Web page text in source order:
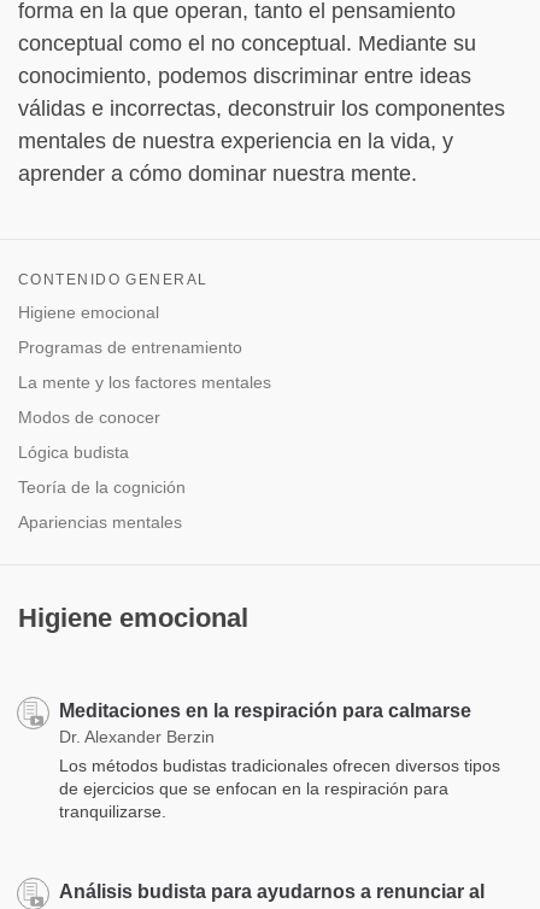
forma en la que operan, tanto el pensamiento
conceptual como el no conceptual. Mediante su
conocimiento, podemos discriminar entre ideas
válidas e incorrectas, deconstruir los componentes
mentales de nuestra experiencia en la vida, y
aprender a cómo dominar nuestra mente.
CONTENIDO GENERAL
Higiene emocional
Programas de entrenamiento
La mente y los factores mentales
Modos de conocer
Lógica budista
Teoría de la cognición
Apariencias mentales
Higiene emocional
Meditaciones en la respiración para calmarse
Dr. Alexander Berzin
Los métodos budistas tradicionales ofrecen diversos tipos
de ejercicios que se enfocan en la respiración para
tranquilizarse.
Análisis budista para ayudarnos a renunciar al